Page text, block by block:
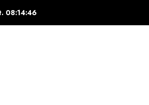
08:14:47